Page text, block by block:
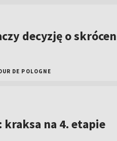
decyzję o
DE POLOGNE
kraksa na 4. etapie